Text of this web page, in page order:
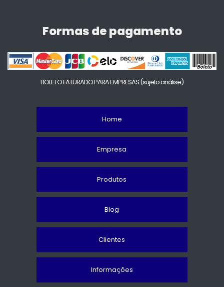
Formas de pagamento
BOLETO FATURADO PARA EMPRESAS(sujeto análise)
Home
Empresa
Produtos
Blog
Clientes
Informações